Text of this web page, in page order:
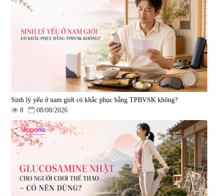
Viên uống bổ não Ribeto Shoji
| 57.920
1.450.000 đ
Viên nang uống cải thiện thị lực,
trí nhớ DHA + EPA + Flaxseed
Oil 30 viên/gói - Date 02/2027
|52.346
225.000 đ
Tẩy tế bào chết Nichiei Bussan
Nano NMN+ Peeling Gel
1.490.000 đ
Viên uống hỗ trợ bền thành
mạch, ngừa tai biến Elastin Plus
& Nattokinase Hokoen 80 viên
|0
980.000 đ
Sinh lý yếu ở nam giới có khắc phục bằng TPBVSK không?
8
08/08/2026